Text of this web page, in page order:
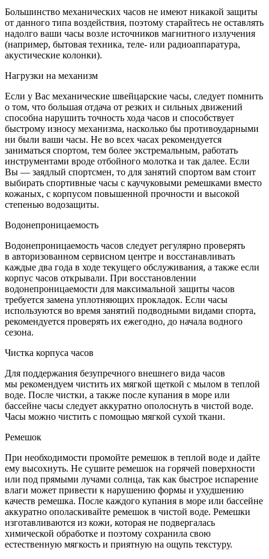
Большинство механических часов не имеют никакой защиты
от данного типа воздействия, поэтому старайтесь не оставлять
надолго ваши часы возле источников магнитного излучения
(например, бытовая техника, теле- или радиоаппаратура,
акустические колонки).
Нагрузки на механизм
Если у Вас механические швейцарские часы, следует помнить
о том, что большая отдача от резких и сильных движений
способна нарушить точность хода часов и способствует
быстрому износу механизма, насколько бы противоударными
ни были ваши часы. Не во всех часах рекомендуется
заниматься спортом, тем более экстремальным, работать
инструментами вроде отбойного молотка и так далее. Если
Вы — заядлый спортсмен, то для занятий спортом вам стоит
выбирать спортивные часы с каучуковыми ремешками вместо
кожаных, с корпусом повышенной прочности и высокой
степенью водозащиты.
Водонепроницаемость
Водонепроницаемость часов следует регулярно проверять
в авторизованном сервисном центре и восстанавливать
каждые два года в ходе текущего обслуживания, а также если
корпус часов открывали. При восстановлении
водонепроницаемости для максимальной защиты часов
требуется замена уплотняющих прокладок. Если часы
используются во время занятий подводными видами спорта,
рекомендуется проверять их ежегодно, до начала водного
сезона.
Чистка корпуса часов
Для поддержания безупречного внешнего вида часов
мы рекомендуем чистить их мягкой щеткой с мылом в теплой
воде. После чистки, а также после купания в море или
бассейне часы следует аккуратно ополоснуть в чистой воде.
Часы можно чистить с помощью мягкой сухой ткани.
Ремешок
При необходимости промойте ремешок в теплой воде и дайте
ему высохнуть. Не сушите ремешок на горячей поверхности
или под прямыми лучами солнца, так как быстрое испарение
влаги может привести к нарушению формы и ухудшению
качеств ремешка. После каждого купания в море или бассейне
аккуратно ополаскивайте ремешок в чистой воде. Ремешки
изготавливаются из кожи, которая не подвергалась
химической обработке и поэтому сохранила свою
естественную мягкость и приятную на ощупь текстуру.